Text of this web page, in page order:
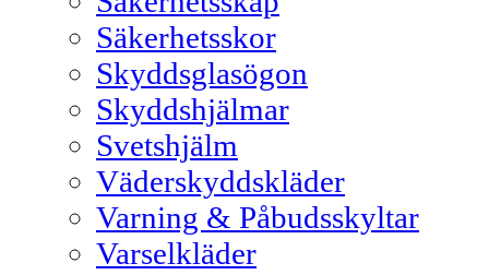
Säkerhetsskor
Skyddsglasögon
Skyddshjälmar
Svetshjälm
Väderskyddskläder
Varning & Påbudsskyltar
Varselkläder